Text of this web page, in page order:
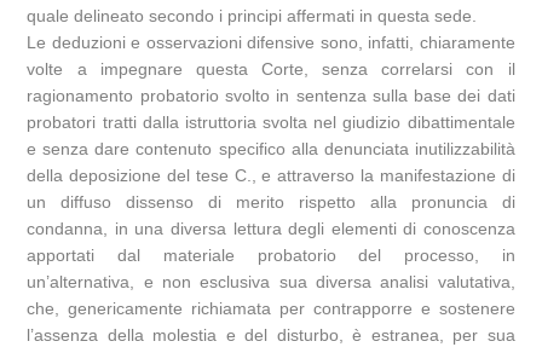
quale delineato secondo i principi affermati in questa sede.
Le deduzioni e osservazioni difensive sono, infatti, chiaramente
volte a impegnare questa Corte, senza correlarsi con il
ragionamento probatorio svolto in sentenza sulla base dei dati
probatori tratti dalla istruttoria svolta nel giudizio dibattimentale
e senza dare contenuto specifico alla denunciata inutilizzabilità
della deposizione del tese C., e attraverso la manifestazione di
un diffuso dissenso di merito rispetto alla pronuncia di
condanna, in una diversa lettura degli elementi di conoscenza
apportati dal materiale probatorio del processo, in
un’alternativa, e non esclusiva sua diversa analisi valutativa,
che, genericamente richiamata per contrapporre e sostenere
l’assenza della molestia e del disturbo, è estranea, per sua